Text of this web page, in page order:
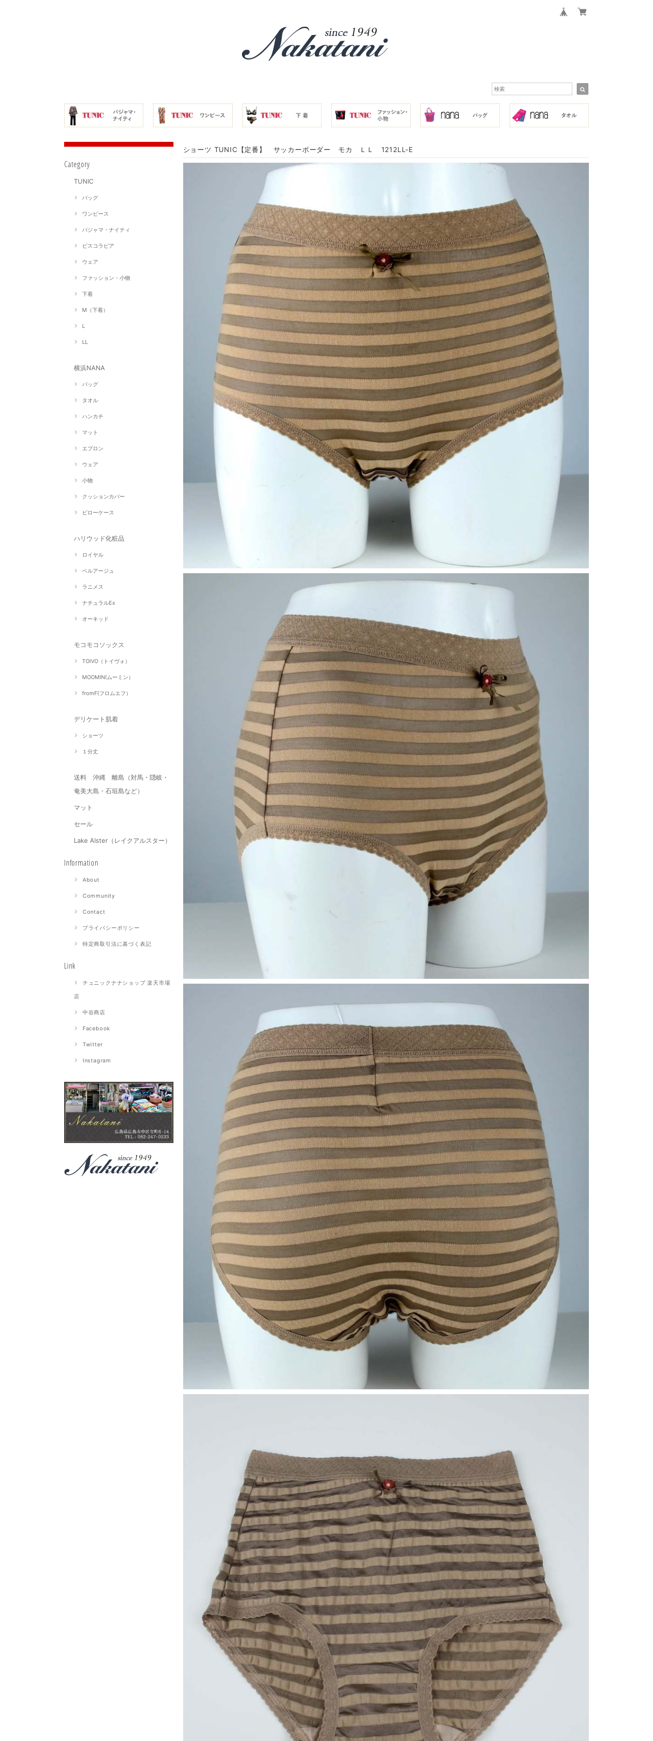
Category
TUNIC
バッグ
ワンピース
パジャマ・ナイティ
ビスコラピア
ウェア
ファッション・小物
下着
M（下着）
L
LL
横浜NANA
バッグ
タオル
ハンカチ
マット
エプロン
ウェア
小物
クッションカバー
ピローケース
ハリウッド化粧品
ロイヤル
ベルアージュ
ラニメス
ナチュラルEx
オーキッド
モコモコソックス
TOIVO（トイヴォ）
MOOMIN(ムーミン）
fromF(フロムエフ）
デリケート肌着
ショーツ
１分丈
送料 沖縄 離島（対馬・隠岐・
奄美大島・石垣島など）
マット
セール
Lake Alster（レイクアルスター）
Information
About
Community
Contact
プライバシーポリシー
特定商取引法に基づく表記
Link
チュニックナナショップ 楽天市場
店
中谷商店
Facebook
Twitter
Instagram
ショーツ TUNIC【定番】 サッカーボーダー モカ ＬＬ 1212LL-E